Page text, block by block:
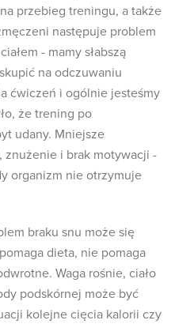
przebieg treningu, a także
następuje problem
- mamy słabszą
na odczuwaniu
ćwiczeń i ogólnie jesteśmy
że trening po
udany. Mniejsze
znużenie i brak motywacji -
organizm nie otrzymuje
braku snu może się
dieta, nie pomaga
Waga rośnie, ciało
podskórnej może być
kolejne cięcia kalorii czy